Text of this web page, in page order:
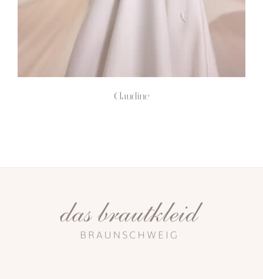
Claudine